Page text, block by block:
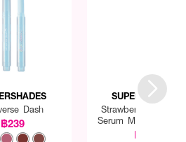
Dash
฿239
SUPERSHADES
Strawberry
Serum Mask - Only
Eveandboy
฿29